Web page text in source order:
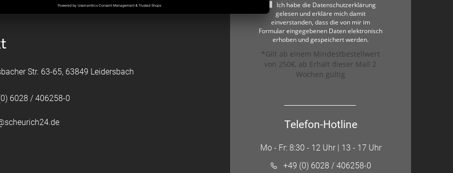
Str. 63-65, 63849 Leidersbach
6028 / 406258-0
Ich habe die Datenschutzerklärung
gelesen und erkläre mich damit
einverstanden, dass die von mir im
Formular eingegebenen Daten elektronisch
erhoben und gespeichert werden.
*Gilt ab einem Mindestbestellwert
von 250€, ab Erhalt dieser Mail 2
Wochen gültig
Telefon-Hotline
Mo - Fr: 8:30 - 12 Uhr | 13 - 17 Uhr
+49 (0) 6028 / 406258-0